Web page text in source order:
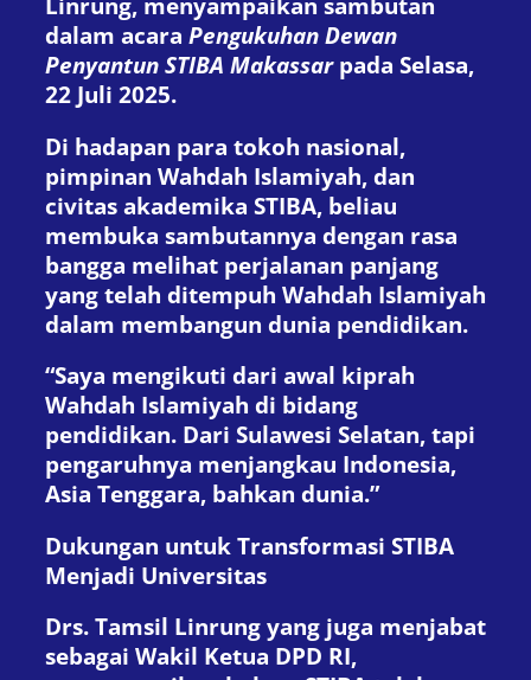
dalam acara Pengukuhan Dewan
Penyantun STIBA Makassarpada Selasa,
22 Juli 2025.
Di hadapan para tokoh nasional,
pimpinan Wahdah Islamiyah, dan
civitas akademika STIBA, beliau
membuka sambutannya dengan rasa
bangga melihat perjalanan panjang
yang telah ditempuh Wahdah Islamiyah
dalam membangun dunia pendidikan.
“Saya mengikuti dari awal kiprah
Wahdah Islamiyah di bidang
pendidikan. Dari Sulawesi Selatan, tapi
pengaruhnya menjangkau Indonesia,
Asia Tenggara, bahkan dunia.”
Dukungan untuk Transformasi STIBA
Menjadi Universitas
Drs. Tamsil Linrung yang juga menjabat
sebagai Wakil Ketua DPD RI,